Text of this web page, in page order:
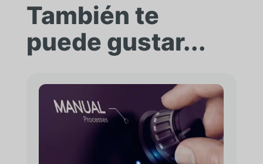
También te
puede gustar...